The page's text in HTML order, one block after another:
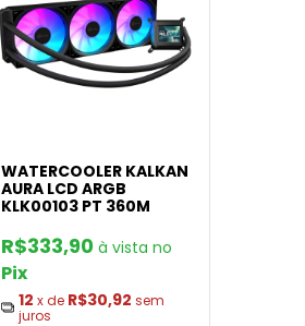
WATERCOOLER KALKAN
AURA LCD ARGB
KLK00103 PT 360M
R$333,90
Pix
12 x de R$30,92 sem
juros